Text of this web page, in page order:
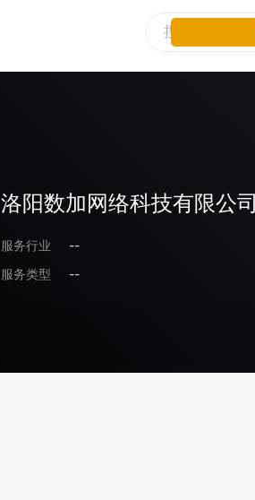
洛阳数加网络科技有限公司
服务行业
--
服务类型
--